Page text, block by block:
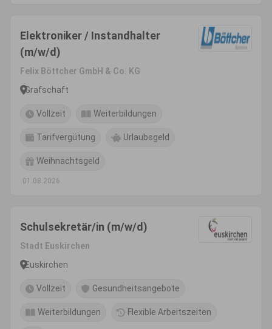
Elektroniker / Instandhalter
(m/w/d)
Felix Böttcher GmbH & Co. KG
Grafschaft
Vollzeit Weiterbildungen
Tarifvergütung Urlaubsgeld
Weihnachtsgeld
01.08.2026
Schulsekretär/in (m/w/d)
Stadt Euskirchen
Euskirchen
Vollzeit Gesundheitsangebote
Weiterbildungen Flexible Arbeitszeiten